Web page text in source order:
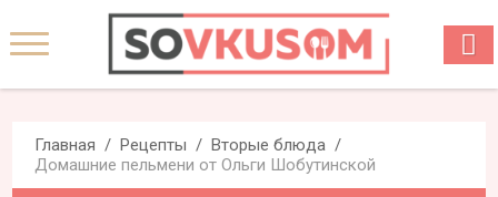
Главная Рецепты
Вторые блюда
Домашние пельмени от Ольги Шобутинской